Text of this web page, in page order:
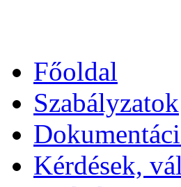
Főoldal
Szabályzatok
Kérdések,